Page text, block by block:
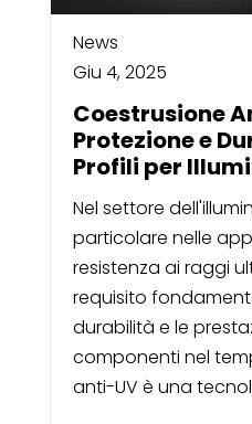
News
Giu 4, 2025
Coestrusione
Protezione e
Profili per
Nel settore
particolare nelle
resistenza ai raggi
requisito
durabilità e le
componenti nel
anti-UV è una